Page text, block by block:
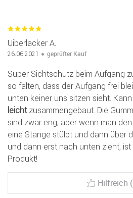
Uiberlacker A.
26.06.2021 geprüfter Kauf
Super Sichtschutz beim Aufgang
so falten, dass der Aufgang frei
unten keiner uns sitzen sieht.
leichtzusammengebaut. Die
sind zwar eng, aber wenn man
eine Stange stülpt und dann über
und dann erst nach unten zieht, ist
Produkt!
Hilfreich